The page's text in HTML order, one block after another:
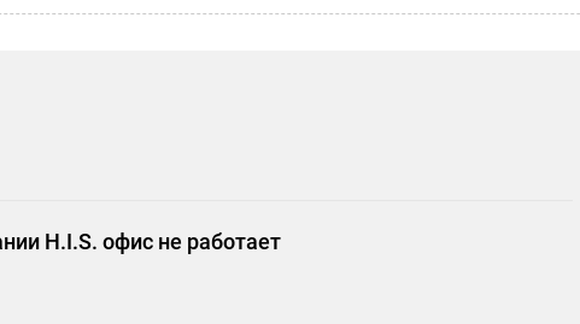
H.I.S. офис не работает